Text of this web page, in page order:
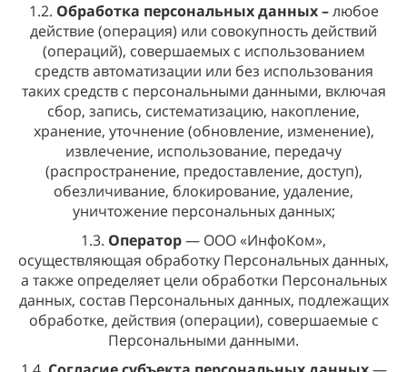
1.2. Обработка персональных данных –любое
действие (операция) или совокупность действий
(операций), совершаемых с использованием
средств автоматизации или без использования
таких средств с персональными данными, включая
сбор, запись, систематизацию, накопление,
хранение, уточнение (обновление, изменение),
извлечение, использование, передачу
(распространение, предоставление, доступ),
обезличивание, блокирование, удаление,
уничтожение персональных данных;
1.3. Оператор— ООО «ИнфоКом»,
осуществляющая обработку Персональных данных,
а также определяет цели обработки Персональных
данных, состав Персональных данных, подлежащих
обработке, действия (операции), совершаемые с
Персональными данными.